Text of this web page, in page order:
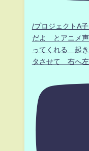
/プロジェクトA
だよ とアニメ声
ってくれる 起き
タさせて 右へ左